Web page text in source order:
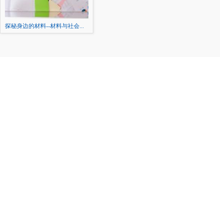
探秘身边的材料--材料与社会...